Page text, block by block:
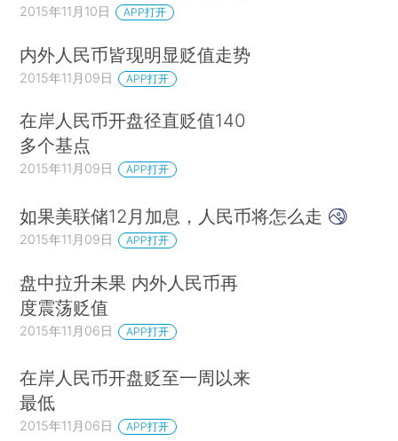
2015年11月10日 APP打开
内外人民币皆现明显贬值走势
2015年11月09日 APP打开
在岸人民币开盘径直贬值140
多个基点
2015年11月09日 APP打开
如果美联储12月加息，人民币将怎么走
2015年11月09日 APP打开
盘中拉升未果 内外人民币再
度震荡贬值
2015年11月06日 APP打开
在岸人民币开盘贬至一周以来
最低
2015年11月06日 APP打开